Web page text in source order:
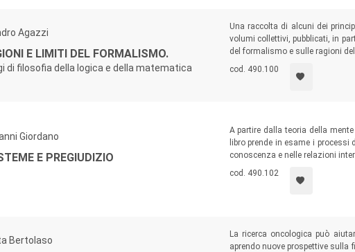
Agazzi
E LIMITI DEL FORMALISMO.
di filosofia della logica e della matematica
Una raccolta di alcuni dei
volumi collettivi, pubblicati, in
del formalismo e sulle ragioni
cod. 490.100
Giordano
E PREGIUDIZIO
A partire dalla teoria della
libro prende in esame i
conoscenza e nelle relazioni
cod. 490.102
Bertolaso
La ricerca oncologica può
aprendo nuove prospettive sulla